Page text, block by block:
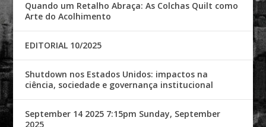
Quando um Retalho Abraça: As Colchas Quilt como
Arte do Acolhimento
EDITORIAL 10/2025
Shutdown nos Estados Unidos: impactos na
ciência, sociedade e governança institucional
September 14 2025 7:15pm Sunday, September
2025